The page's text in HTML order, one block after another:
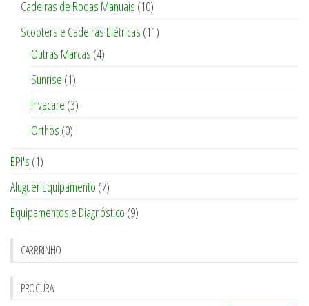
Cadeiras de Rodas Manuais (10)
Scooters e Cadeiras Elétricas (11)
Outras Marcas (4)
Sunrise (1)
Invacare (3)
Orthos (0)
EPI's (1)
Aluguer Equipamento (7)
Equipamentos e Diagnóstico (9)
CARRRINHO
PROCURA